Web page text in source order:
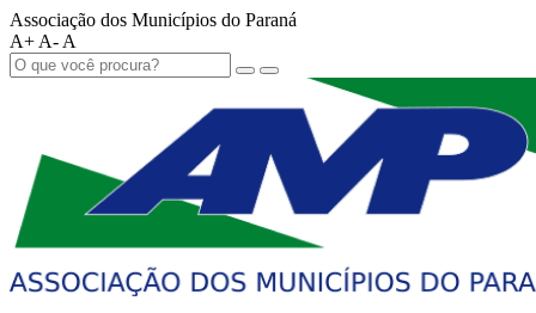
Associação dos Municípios do Paraná
A+ A- A